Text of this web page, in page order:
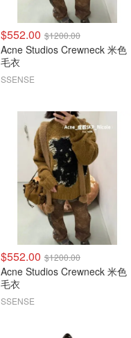
$552.00 $1200.00
Acne Studios Crewneck 米色
毛衣
SSENSE
$552.00 $1200.00
Acne Studios Crewneck 米色
毛衣
SSENSE